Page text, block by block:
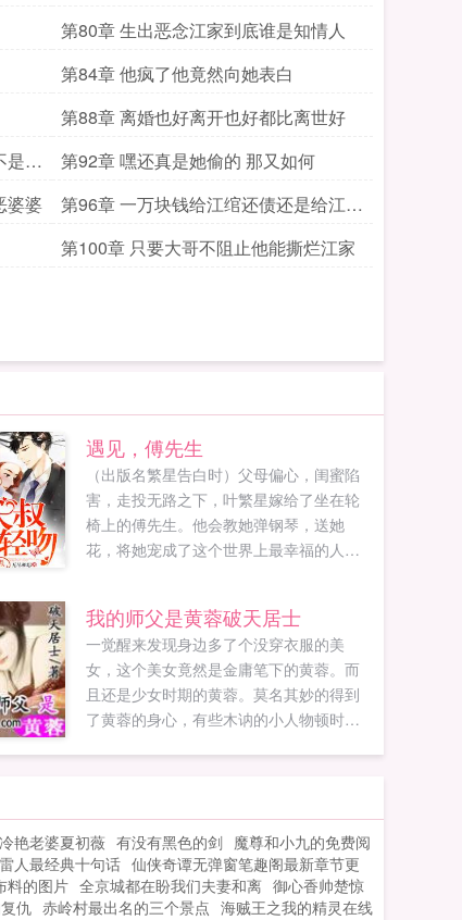
跶
第80章 生出恶念江家到底谁是知情人
第84章 他疯了他竟然向她表白
第88章 离婚也好离开也好都比离世好
是忘
第92章 嘿还真是她偷的 那又如何
婆婆
第96章 一万块钱给江绾还债还是给江兰
茵当嫁妆
第100章 只要大哥不阻止他能撕烂江家
遇见，傅先生
（出版名繁星告白时）父母偏心，闺蜜陷
害，走投无路之下，叶繁星嫁给了坐在轮
椅上的傅先生。他会教她弹钢琴，送她
花，将她宠成了这个世界上最幸福的人。
她的人哑口无言。在人生最灰暗的时光
里，有他牵引着她积极向阳而生，从而有
了灿烂的人生。遇见你真好，我的傅先
生。...
我的师父是黄蓉破天居士
一觉醒来发现身边多了个没穿衣服的美
女，这个美女竟然是金庸笔下的黄蓉。而
且还是少女时期的黄蓉。莫名其妙的得到
了黄蓉的身心，有些木讷的小人物顿时发
意耍，九阴真经纵横大都市总之有了黄蓉
这个伪师父，真老婆之后，一切都变的精
彩了！...
艳老婆夏初薇 有没有黑色的剑 魔尊和小九的免费阅
雷人最经典十句话 仙侠奇谭无弹窗笔趣阁最新章节更
料的图片 全京城都在盼我们夫妻和离 御心香帅楚惊
仇 赤岭村最出名的三个景点 海贼王之我的精灵在线